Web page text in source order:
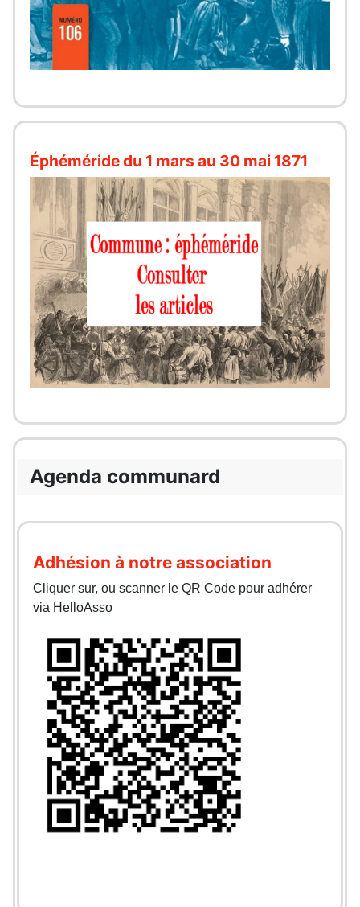
Éphéméride du 1 mars au 30 mai 1871
Agenda communard
Adhésion à notre association
Cliquer sur, ou scanner le QR Code pour adhérer
via HelloAsso